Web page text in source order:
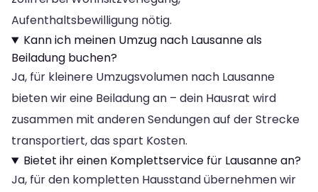
Aufenthaltsbewilligung nötig.
Kann ich meinen Umzug nach Lausanne als
Beiladung buchen?
Ja, für kleinere Umzugsvolumen nach Lausanne
bieten wir eine Beiladung an – dein Hausrat wird
zusammen mit anderen Sendungen auf der Strecke
transportiert, das spart Kosten.
Bietet ihr einen Komplettservice für Lausanne an?
Ja, für den kompletten Hausstand übernehmen wir